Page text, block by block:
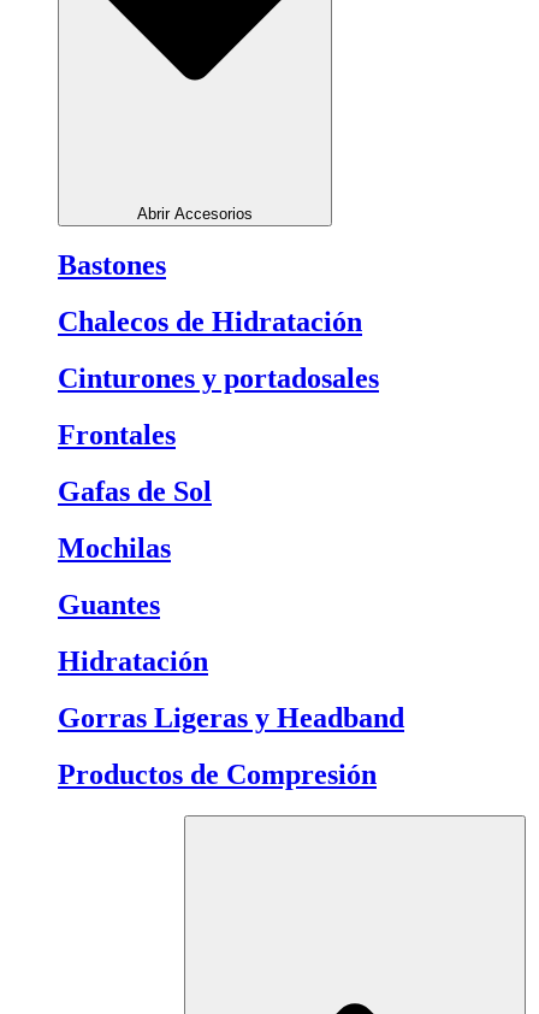
Abrir Accesorios
Bastones
Chalecos de Hidratación
Cinturones y portadosales
Frontales
Gafas de Sol
Mochilas
Guantes
Hidratación
Gorras Ligeras y Headband
Productos de Compresión